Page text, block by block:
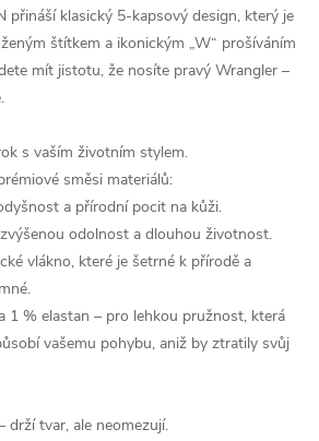
přináší klasický 5-kapsový design, který je
štítkem a ikonickým „W“ prošíváním
mít jistotu, že nosíte pravý Wrangler –
s vaším životním stylem.
směsi materiálů:
a přírodní pocit na kůži.
odolnost a dlouhou životnost.
vlákno, které je šetrné k přírodě a
1 % elastan – pro lehkou pružnost, která
vašemu pohybu, aniž by ztratily svůj
drží tvar, ale neomezují.